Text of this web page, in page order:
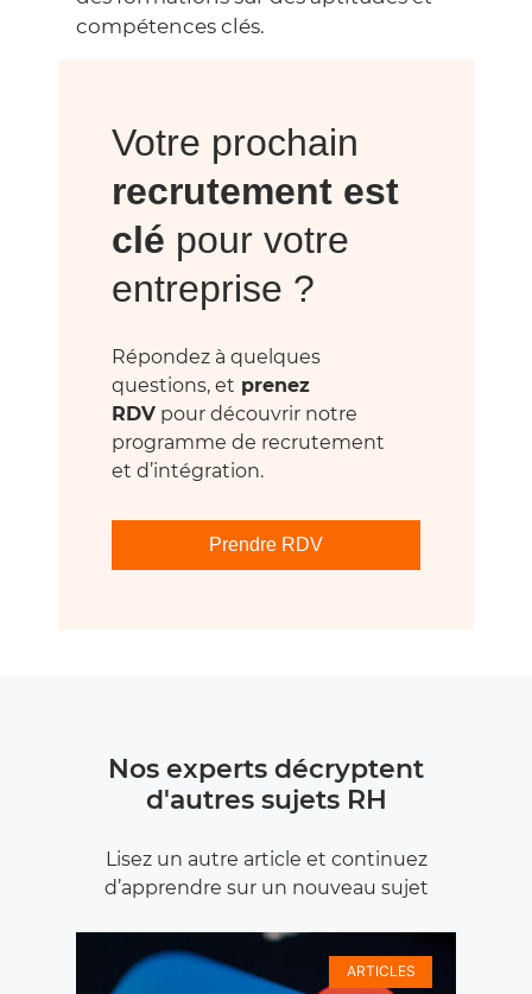
compétences clés.
Votre prochain
recrutement est
clé pour votre
entreprise ?
Répondez à quelques
questions, et prenez
RDV pour découvrir notre
programme de recrutement
et d’intégration.
Prendre RDV
Nos experts décryptent
d'autres sujets RH
Lisez un autre article et continuez
d’apprendre sur un nouveau sujet
ARTICLES